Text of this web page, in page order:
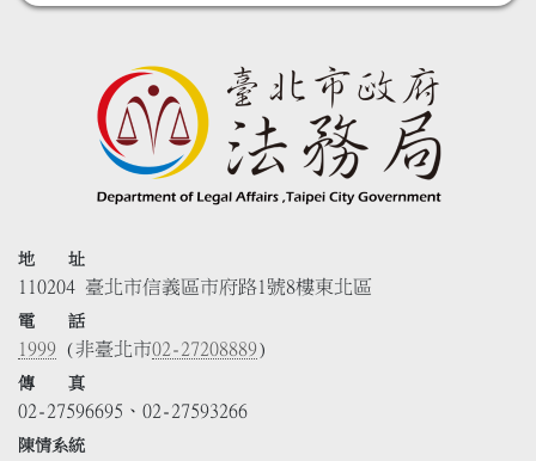
地 址
110204 臺北市信義區市府路1號8樓東北區
電 話
1999 (非臺北市02-27208889)
傳 真
02-27596695、02-27593266
陳情系統